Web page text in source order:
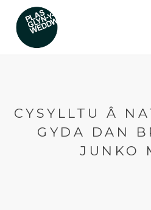
CYSYLLTU Â
GYDA DAN
JUNKO